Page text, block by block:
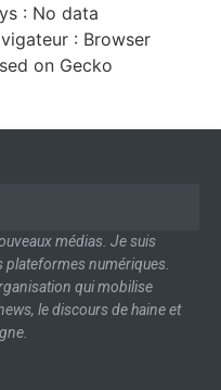
: No data
: Browser
on Gecko
médias. Je suis
plateformes numériques.
qui mobilise
le discours de haine et